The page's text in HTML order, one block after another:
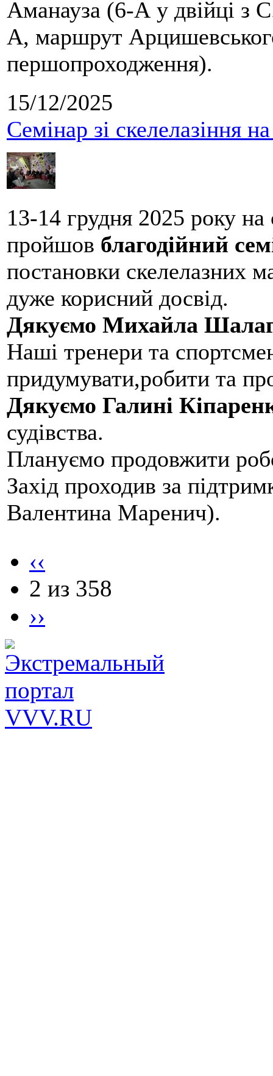
Аманауза (6-А у двійці з
А, маршрут
першопроходження).
15/12/2025
Семінар зі скелелазіння
13-14 грудня 2025 року
пройшов благодійний
постановки скелелазних
дуже корисний досвід.
Дякуємо Михайла
Наші тренери та
придумувати,робити та
Дякуємо Галині
судівства.
Плануємо продовжити
Захід проходив за
Валентина Маренич).
‹‹
2 из 358
››